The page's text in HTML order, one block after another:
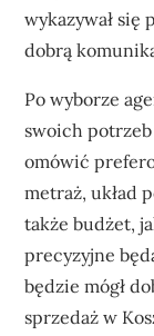
wykazywał się
dobrą
Po wyborze
swoich potrzeb
omówić
metraż, układ
także budżet,
precyzyjne
będzie mógł
sprzedaż w